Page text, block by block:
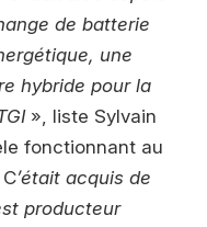
de batterie
une
hybride pour la
», liste Sylvain
fonctionnant au
’était acquis de
producteur